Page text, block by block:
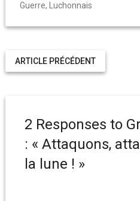
Guerre, Luchonnais
ARTICLE PRÉCÉDENT
2 Responses to
: « Attaquons,
la lune ! »